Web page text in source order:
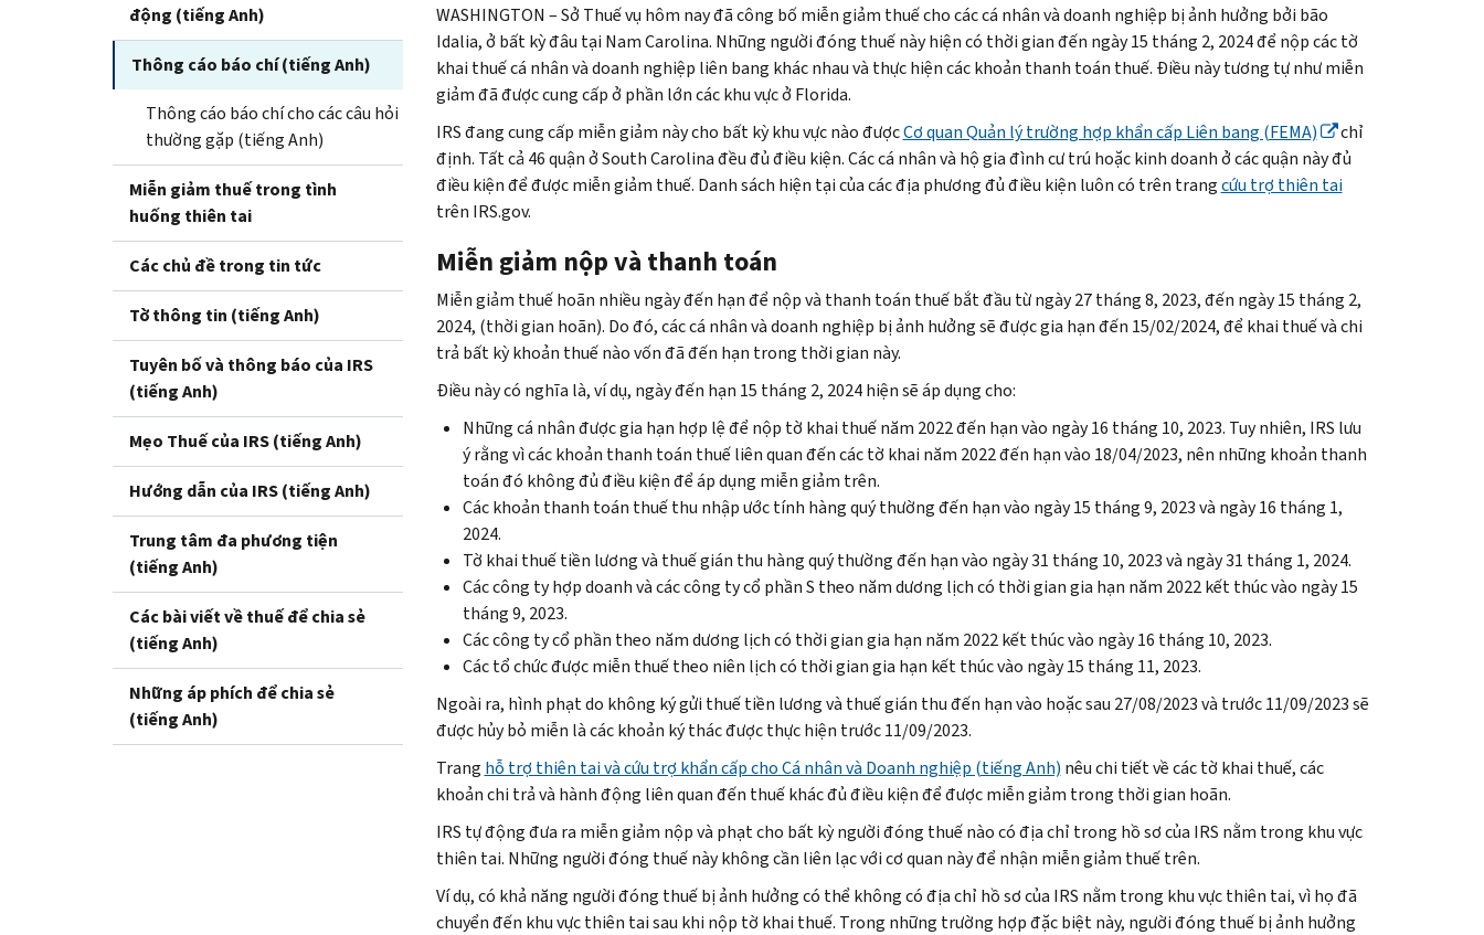
động (tiếng Anh)
Thông cáo báo chí (tiếng Anh)
Thông cáo báo chí cho các câu hỏi
thường gặp (tiếng Anh)
Miễn giảm thuế trong tình
huống thiên tai
Các chủ đề trong tin tức
Tờ thông tin (tiếng Anh)
Tuyên bố và thông báo của IRS
(tiếng Anh)
Mẹo Thuế của IRS (tiếng Anh)
Hướng dẫn của IRS (tiếng Anh)
Trung tâm đa phương tiện
(tiếng Anh)
Các bài viết về thuế để chia sẻ
(tiếng Anh)
Những áp phích để chia sẻ
(tiếng Anh)
WASHINGTON – Sở Thuế vụ hôm nay đã công bố miễn giảm thuế cho các cá nhân và doanh nghiệp bị ảnh hưởng bởi bão
Idalia, ở bất kỳ đâu tại Nam Carolina. Những người đóng thuế này hiện có thời gian đến ngày 15 tháng 2, 2024 để nộp các tờ
khai thuế cá nhân và doanh nghiệp liên bang khác nhau và thực hiện các khoản thanh toán thuế. Điều này tương tự như miễn
giảm đã được cung cấp ở phần lớn các khu vực ở Florida.
IRS đang cung cấp miễn giảm này cho bất kỳ khu vực nào đượcCơ quan Quản lý trường hợp khẩn cấp Liên bang (FEMA)
chỉ
định. Tất cả 46 quận ở South Carolina đều đủ điều kiện. Các cá nhân và hộ gia đình cư trú hoặc kinh doanh ở các quận này đủ
điều kiện để được miễn giảm thuế. Danh sách hiện tại của các địa phương đủ điều kiện luôn có trên trangcứu trợ thiên tai
trên IRS.gov.
Miễn giảm nộp và thanh toán
Miễn giảm thuế hoãn nhiều ngày đến hạn để nộp và thanh toán thuế bắt đầu từ ngày 27 tháng 8, 2023, đến ngày 15 tháng 2,
2024, (thời gian hoãn). Do đó, các cá nhân và doanh nghiệp bị ảnh hưởng sẽ được gia hạn đến 15/02/2024, để khai thuế và chi
trả bất kỳ khoản thuế nào vốn đã đến hạn trong thời gian này.
Điều này có nghĩa là, ví dụ, ngày đến hạn 15 tháng 2, 2024 hiện sẽ áp dụng cho:
Những cá nhân được gia hạn hợp lệ để nộp tờ khai thuế năm 2022 đến hạn vào ngày 16 tháng 10, 2023. Tuy nhiên, IRS lưu
ý rằng vì các khoản thanh toán thuế liên quan đến các tờ khai năm 2022 đến hạn vào 18/04/2023, nên những khoản thanh
toán đó không đủ điều kiện để áp dụng miễn giảm trên.
Các khoản thanh toán thuế thu nhập ước tính hàng quý thường đến hạn vào ngày 15 tháng 9, 2023 và ngày 16 tháng 1,
2024.
Tờ khai thuế tiền lương và thuế gián thu hàng quý thường đến hạn vào ngày 31 tháng 10, 2023 và ngày 31 tháng 1, 2024.
Các công ty hợp doanh và các công ty cổ phần S theo năm dương lịch có thời gian gia hạn năm 2022 kết thúc vào ngày 15
tháng 9, 2023.
Các công ty cổ phần theo năm dương lịch có thời gian gia hạn năm 2022 kết thúc vào ngày 16 tháng 10, 2023.
Các tổ chức được miễn thuế theo niên lịch có thời gian gia hạn kết thúc vào ngày 15 tháng 11, 2023.
Ngoài ra, hình phạt do không ký gửi thuế tiền lương và thuế gián thu đến hạn vào hoặc sau 27/08/2023 và trước 11/09/2023 sẽ
được hủy bỏ miễn là các khoản ký thác được thực hiện trước 11/09/2023.
Trang hỗ trợ thiên tai và cứu trợ khẩn cấp cho Cá nhân và Doanh nghiệp (tiếng Anh) nêu chi tiết về các tờ khai thuế, các
khoản chi trả và hành động liên quan đến thuế khác đủ điều kiện để được miễn giảm trong thời gian hoãn.
IRS tự động đưa ra miễn giảm nộp và phạt cho bất kỳ người đóng thuế nào có địa chỉ trong hồ sơ của IRS nằm trong khu vực
thiên tai. Những người đóng thuế này không cần liên lạc với cơ quan này để nhận miễn giảm thuế trên.
Ví dụ, có khả năng người đóng thuế bị ảnh hưởng có thể không có địa chỉ hồ sơ của IRS nằm trong khu vực thiên tai, vì họ đã
chuyển đến khu vực thiên tai sau khi nộp tờ khai thuế. Trong những trường hợp đặc biệt này, người đóng thuế bị ảnh hưởng